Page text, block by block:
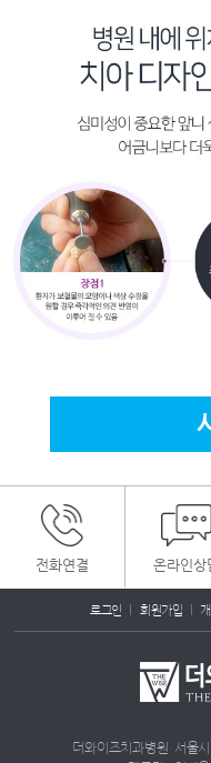
전화연결 온라인상
로그인 | 회원가입 |
더와이즈치과병원 서울